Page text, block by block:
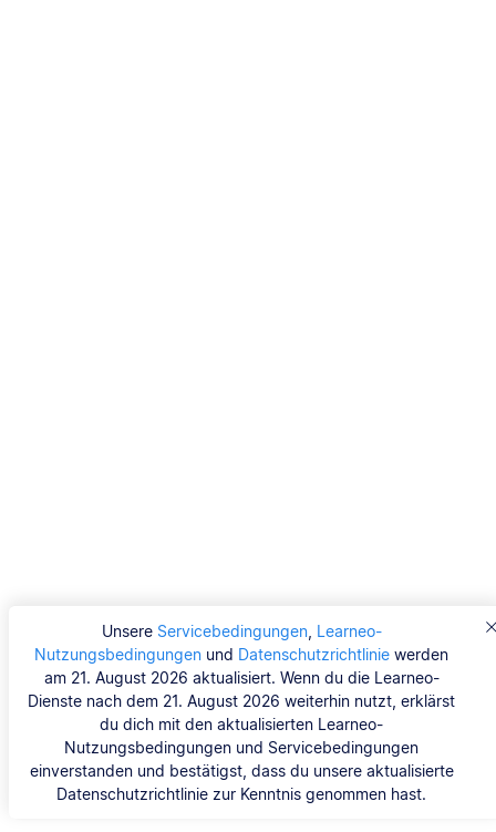
Unsere Servicebedingungen, Learneo-
Nutzungsbedingungen und Datenschutzrichtlinie werden
am 21. August 2026 aktualisiert. Wenn du die Learneo-
Dienste nach dem 21. August 2026 weiterhin nutzt, erklärst
du dich mit den aktualisierten Learneo-
Nutzungsbedingungen und Servicebedingungen
einverstanden und bestätigst, dass du unsere aktualisierte
Datenschutzrichtlinie zur Kenntnis genommen hast.